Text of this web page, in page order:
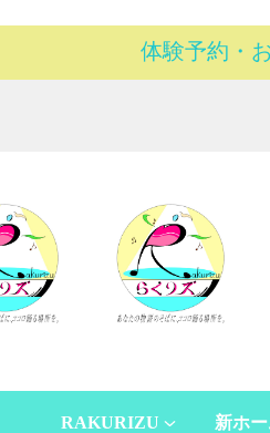
体験予約・
RAKURIZU 新ホ